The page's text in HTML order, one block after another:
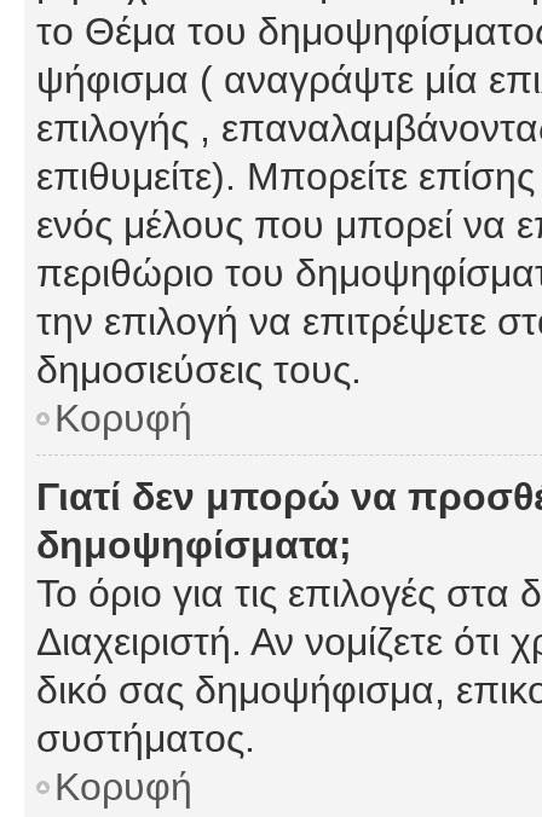
το Θέμα του
ψήφισμα ( αναγράψτε μία
επιλογής ,
επιθυμείτε). Μπορείτε
ενός μέλους που μπορεί να
περιθώριο του
την επιλογή να επιτρέψετε
δημοσιεύσεις τους.
Κορυφή
Γιατί δεν μπορώ να
δημοψηφίσματα;
Το όριο για τις επιλογές
Διαχειριστή. Αν νομίζετε ότι
δικό σας δημοψήφισμα,
συστήματος.
Κορυφή